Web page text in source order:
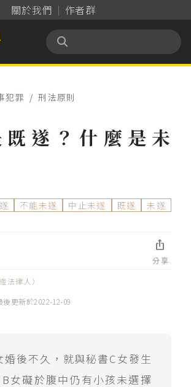
關於我們 作者群
犯罪 / 刑法原則
遂？什麼是未
不能未遂 中止未遂 既遂 未遂
法律人）
後更新於2022-12-09
婚後不久，就與秘書C女發生
女礙於腹中仍有小孩未選擇
分享
